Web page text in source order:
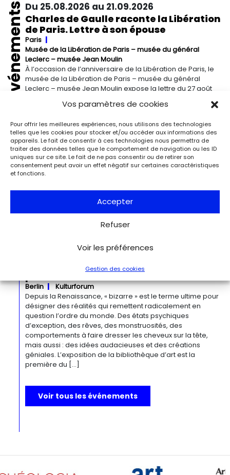
Vos paramètres de cookies
Pour offrir les meilleures expériences, nous utilisons des technologies
telles que les cookies pour stocker et/ou accéder aux informations des
appareils. Le fait de consentir à ces technologies nous permettra de
traiter des données telles que le comportement de navigation ou les ID
uniques sur ce site. Le fait de ne pas consentir ou de retirer son
consentement peut avoir un effet négatif sur certaines caractéristiques
et fonctions.
Accepter
Refuser
Voir les préférences
Gestion des cookies
ÉvénementsDu 25.08.2026 au 21.09.2026
Charles de Gaulle raconte la Libération
de Paris. Lettre à son épouse
Paris
Musée de la Libération de Paris – musée du général
Leclerc – musée Jean Moulin
À l’occasion de l’anniversaire de la Libération de Paris, le
musée de la Libération de Paris – musée du général
Leclerc – musée Jean Moulin expose la lettre du 27 août
les événements de la Libération de Paris.
Du 13.09.2026 au 03.01.2027
Georgia O’Keeffe. Architecture
Detroit
Detroit Institute of Arts
« Georgia O’Keeffe. Architecture » est une exposition
novatrice qui présente environ 35 peintures architecturales
moderne, O’Keeffe a célébré la beauté et la complexité
des environnements bâtis qu’elle a habités à travers ces
œuvres remarquables. Tout au long de sa longue carrière,
l’artiste a puisé son inspiration dans […]
Du 27.11.2026 au 04.04.2027
Bizarre ! L’histoire de l’art du mot le
plus fou du monde
Berlin
Kulturforum
Depuis la Renaissance, « bizarre » est le terme ultime pour
désigner des réalités qui remettent radicalement en
question l’ordre du monde. Des états psychiques
d’exception, des rêves, des monstruosités, des
comportements à faire dresser les cheveux sur la tête,
mais aussi : des idées audacieuses et des créations
géniales. L’exposition de la bibliothèque d’art est la
première du […]
Voir tous les événements